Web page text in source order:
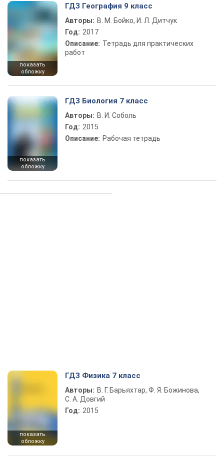
показать
обложку
ГДЗ География 9 класс
Авторы: В. М. Бойко, И. Л. Дитчук
Год: 2017
Описание: Тетрадь для практических
работ
показать
обложку
ГДЗ Биология 7 класс
Авторы: В. И. Соболь
Год: 2015
Описание: Рабочая тетрадь
показать
обложку
ГДЗ Физика 7 класс
Авторы: В. Г. Барьяхтар, Ф. Я. Божинова,
С. А. Довгий
Год: 2015